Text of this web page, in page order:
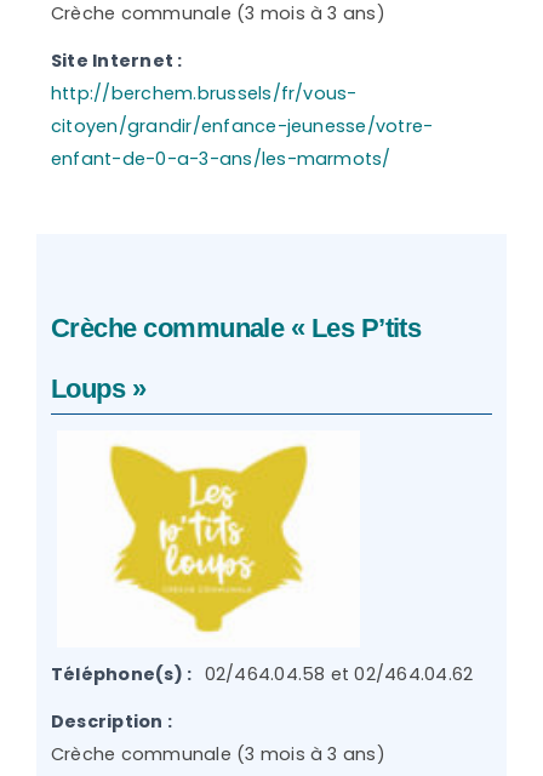
Crèche communale (3 mois à 3 ans)
Site Internet :
http://berchem.brussels/fr/vous-
citoyen/grandir/enfance-jeunesse/votre-
enfant-de-0-a-3-ans/les-marmots/
Crèche communale « Les P’tits
Loups »
Téléphone(s) : 02/464.04.58 et 02/464.04.62
Description :
Crèche communale (3 mois à 3 ans)